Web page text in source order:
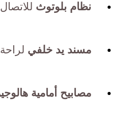
نظام بلوتوث
مسند يد خلفي
مصابيح أمامية